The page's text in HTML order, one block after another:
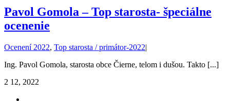
Pavol Gomola – Top starosta- špeciálne
ocenenie
Ocenení 2022, Top starosta / primátor-2022|
Ing. Pavol Gomola, starosta obce Čierne, telom i dušou. Takto [...]
2 12, 2022